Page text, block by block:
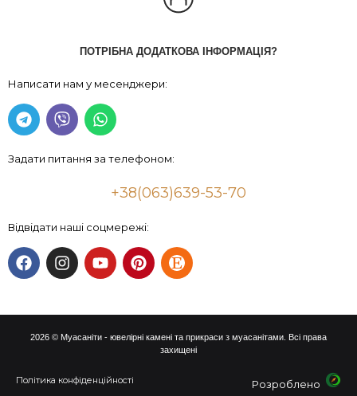
ПОТРІБНА ДОДАТКОВА ІНФОРМАЦІЯ?
Написати нам у месенджери:
Задати питання за телефоном:
+38(063)639-53-70
Відвідати наші соцмережі:
2026 © Муасаніти - ювелірні камені та прикраси з муасанітами. Всі права
захищені
Політика конфіденційності Розроблено